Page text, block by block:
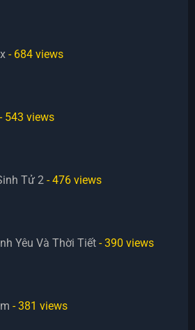
- 684 views
- 543 views
Tử 2 - 476 views
Yêu Và Thời Tiết - 390 views
- 381 views